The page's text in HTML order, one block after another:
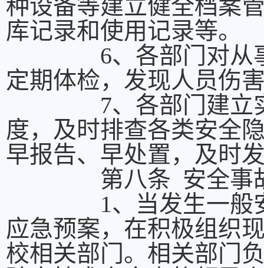
种设备等建立健全档案
库记录和使用记录等。
6、各部门对从事有
定期体检，发现人员伤
7、各部门建立实验
度，及时排查各类安全
早报告、早处置，及时
第八条 安全事故
1、当发生一般安全
应急预案，在积极组织
校相关部门。相关部门